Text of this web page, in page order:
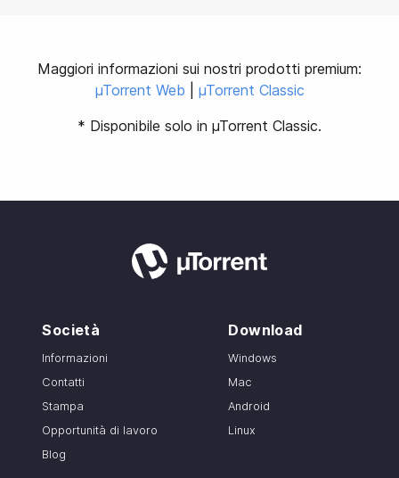
Maggiori informazioni sui nostri prodotti premium:
µTorrent Web
µTorrent Classic
* Disponibile solo in µTorrent Classic.
Società
Informazioni
Contatti
Stampa
Opportunità di lavoro
Blog
Download
Windows
Mac
Android
Linux